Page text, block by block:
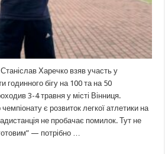
Харечко взяв участь у
годинного бігу на 100 та на 50
3-4 травня у місті Вінниця.
є розвиток легкої атлетики на
не пробачає помилок. Тут не
— потрібно …